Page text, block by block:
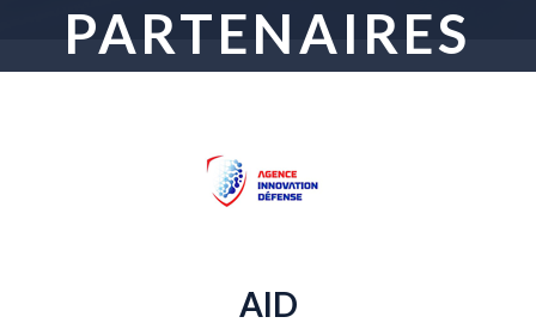
PARTENAIRES
AID